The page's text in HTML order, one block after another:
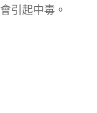
引起中毒。